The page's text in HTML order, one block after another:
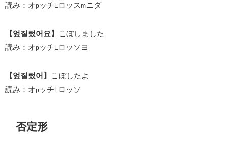
読み：オpッチ ロッス m ニダ
【엎질렀어요】
こぼしました
読み：オpッチ ロッソヨ
【엎질렀어】
こぼしたよ
読み：オpッチ ロッソ
否定形